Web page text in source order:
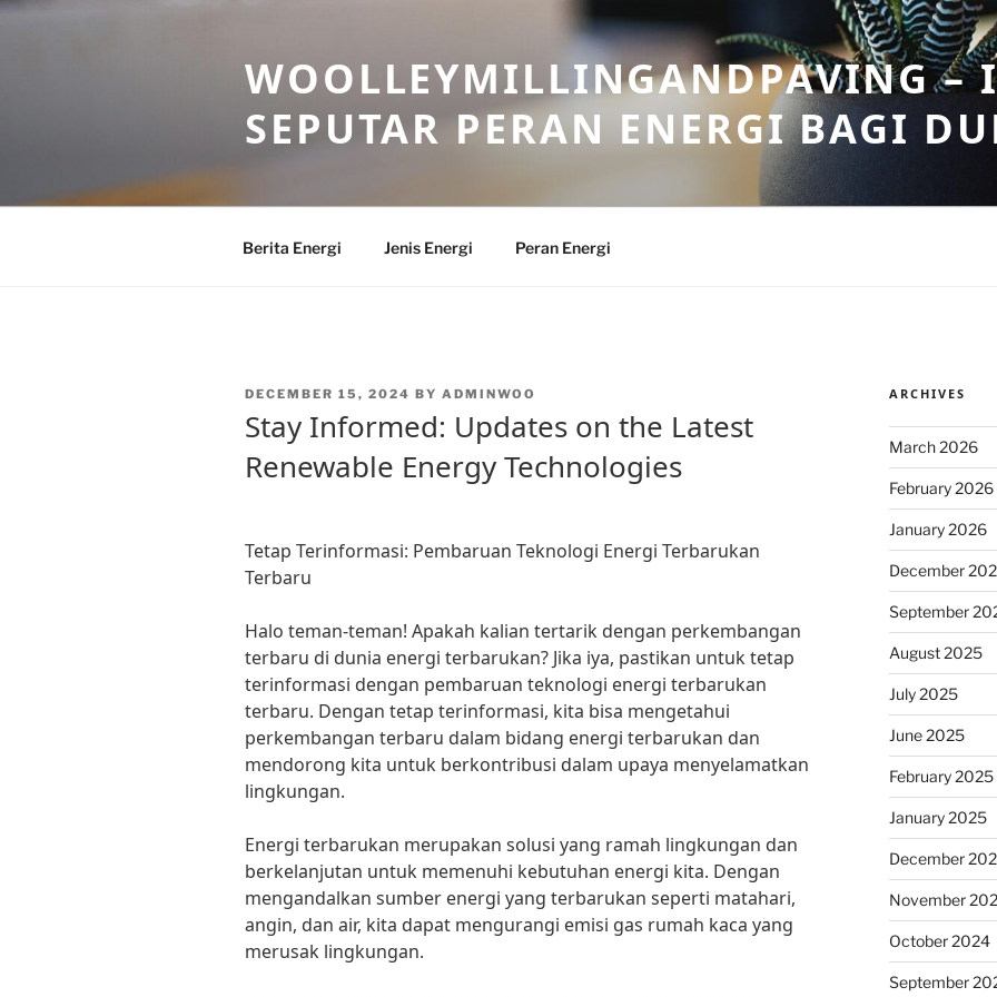
Skip
WOOLLEYMILLINGANDPAVING –
SEPUTAR PERAN ENERGI BAGI
Berita Energi Jenis Energi Peran Energi
POSTED
DECEMBER 15, 2024 BY ADMINWOO
Stay Informed: Updates on the Latest
Renewable Energy Technologies
Tetap Terinformasi: Pembaruan Teknologi Energi Terbarukan
Terbaru
Halo teman-teman! Apakah kalian tertarik dengan perkembangan
terbaru di dunia energi terbarukan? Jika iya, pastikan untuk tetap
terinformasi dengan pembaruan teknologi energi terbarukan
terbaru. Dengan tetap terinformasi, kita bisa mengetahui
perkembangan terbaru dalam bidang energi terbarukan dan
mendorong kita untuk berkontribusi dalam upaya menyelamatkan
lingkungan.
Energi terbarukan merupakan solusi yang ramah lingkungan dan
berkelanjutan untuk memenuhi kebutuhan energi kita. Dengan
mengandalkan sumber energi yang terbarukan seperti matahari,
angin, dan air, kita dapat mengurangi emisi gas rumah kaca yang
merusak lingkungan.
ARCHIVES
March 2026
February 2026
January 2026
December
September
August 2025
July 2025
June 2025
February 2025
January 2025
December
November
October 2024
September